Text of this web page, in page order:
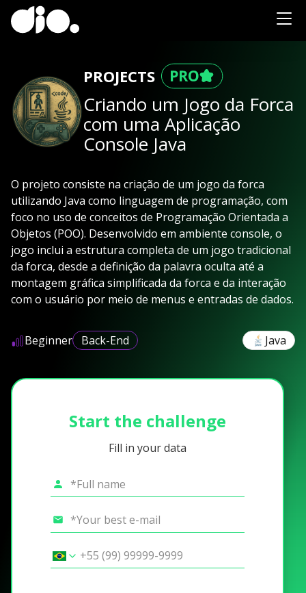
PROJECTS
Criando um Jogo da Forca
com uma Aplicação
Console Java
O projeto consiste na criação de um jogo da forca
utilizando Java como linguagem de programação, com
foco no uso de conceitos de Programação Orientada a
Objetos (POO). Desenvolvido em ambiente console, o
jogo inclui a estrutura completa de um jogo tradicional
da forca, desde a definição da palavra oculta até a
montagem gráfica simplificada da forca e da interação
com o usuário por meio de menus e entradas de dados.
Beginner Back-End Java
Start the challenge
Fill in your data